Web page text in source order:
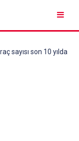
sayısı son 10 yılda